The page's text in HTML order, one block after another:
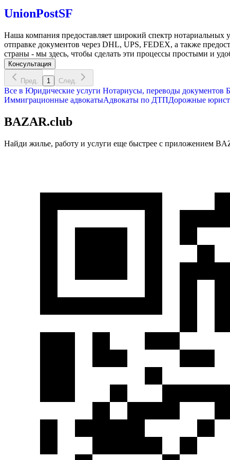
UnionPostSF
Наша компания предоставляет широкий спектр
отправке документов через DHL, UPS, FEDEX, а также
страны - мы здесь, чтобы сделать эти процессы простыми и
Консультация
Пред. 1 След.
Все в Юридические услуги Нотариусы, переводы документов
Иммиграционные адвокатыАдвокаты по ДТПДорожные
BAZAR.club
Найди жилье, работу и услуги еще быстрее с приложением